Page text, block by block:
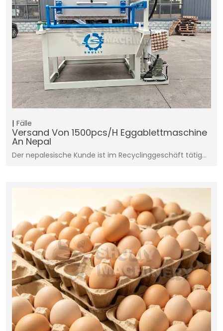
Fälle
Versand Von 1500pcs/h Eggablettmaschine
An Nepal
Der nepalesische Kunde ist im Recyclinggeschäft tätig...